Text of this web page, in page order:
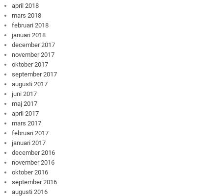
april 2018
mars 2018
februari 2018
januari 2018
december 2017
november 2017
oktober 2017
september 2017
augusti 2017
juni 2017
maj 2017
april 2017
mars 2017
februari 2017
januari 2017
december 2016
november 2016
oktober 2016
september 2016
augusti 2016